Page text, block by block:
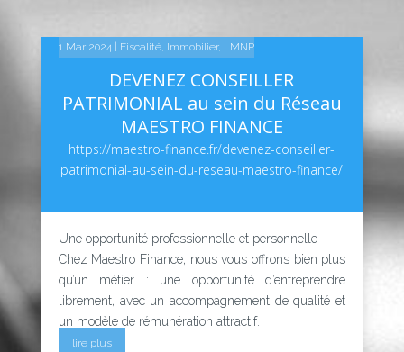
DEVENEZ CONSEILLER
PATRIMONIAL au sein du Réseau
MAESTRO FINANCE
https://maestro-finance.fr/devenez-conseiller-
patrimonial-au-sein-du-reseau-maestro-finance/
14 Fév 2025 |Linkedin
Une opportunité professionnelle et personnelle
Chez Maestro Finance, nous vous offrons bien plus
qu’un métier : une opportunité d’entreprendre
librement, avec un accompagnement de qualité et
un modèle de rémunération attractif.
lire plus
10 Fév 2025 |Linkedin
1 Mar 2024| Fiscalité, Immobilier, LMNP